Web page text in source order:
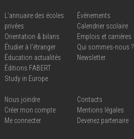
L'annuaire des écoles
privées
Orientation & bilans
Étudier à l'étranger
Éducation actualités
Éditions FABERT
Study in Europe
Évènements
Calendrier scolaire
Emplois et carrières
Qui sommes-nous ?
Newsletter
Nous joindre
Créer mon compte
Me connecter
Contacts
Mentions légales
Devenez partenaire